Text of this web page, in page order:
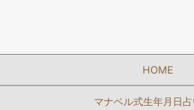
HOME
マナベル式生年月日